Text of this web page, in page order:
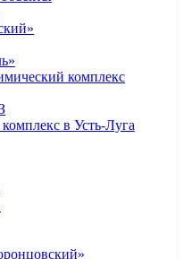
комплекс
в Усть-Луга